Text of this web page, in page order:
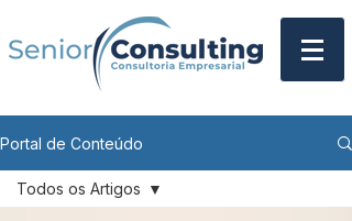
Portal de Conteúdo
Todos os Artigos